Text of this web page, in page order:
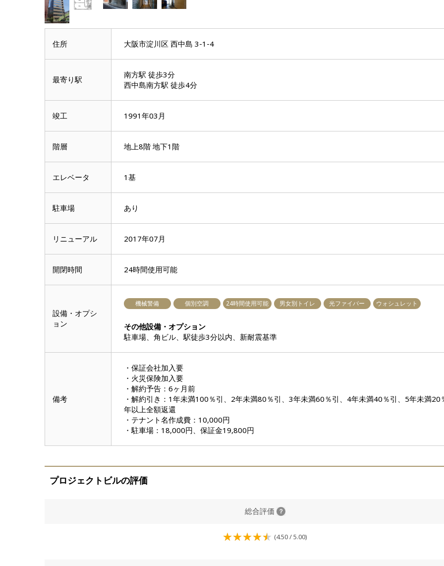
住所 大阪市淀川区 西中島 3-1-4
最寄り駅
南方駅 徒歩3分
西中島南方駅 徒歩4分
竣工 1991年03月
階層 地上8階 地下1階
エレベータ 1基
駐車場 あり
リニューアル 2017年07月
開閉時間 24時間使用可能
設備・オプシ
ョン
機械警備 個別空調 24時間使用可能 男女別トイレ 光ファイバー ウォシュレット
その他設備・オプション
駐車場、角ビル、駅徒歩3分以内、新耐震基準
備考
・保証会社加入要
・火災保険加入要
・解約予告：6ヶ月前
・解約引き：1年未満100％引、2年未満80％引、3年未満60％引、4年未満40％引、5年未満20
年以上全額返還
・テナント名作成費：10,000円
・駐車場：18,000円、保証金19,800円
プロジェクトビルの評価
総合評価
(4.50 / 5.00)